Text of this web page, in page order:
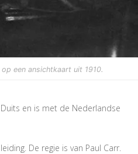
een ansichtkaart uit 1910.
en is met de Nederlandse
De regie is van Paul Carr.